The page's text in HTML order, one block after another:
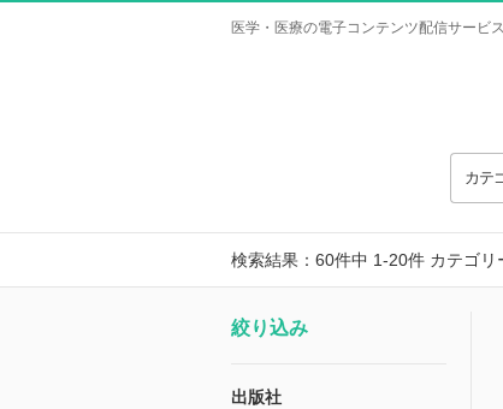
医学・医療の電子コンテンツ配信サービス
カテ
検索結果：60件中 1-20件 カテゴリ
絞り込み
出版社